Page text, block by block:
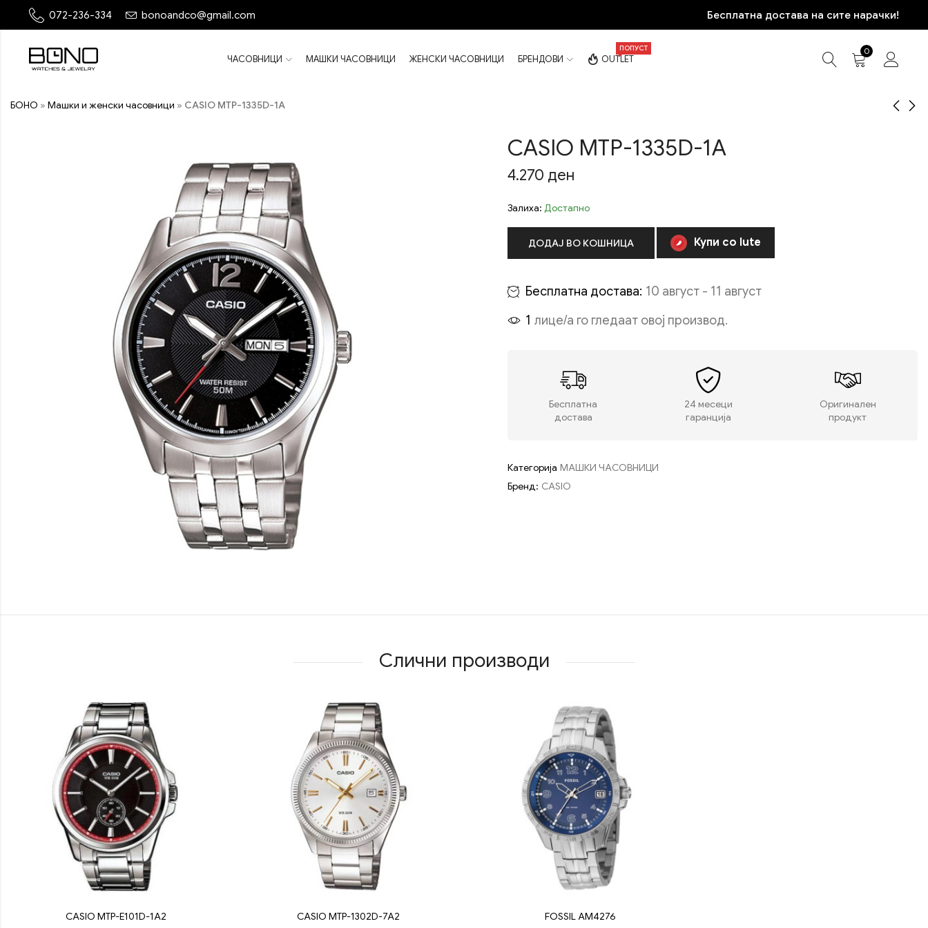
072-236-334 bonoandco@gmail.com Бесплатна достава на сите нарачки!
ЧАСОВНИЦИ МАШКИ ЧАСОВНИЦИ ЖЕНСКИ ЧАСОВНИЦИ БРЕНДОВИ OUTLET
ПОПУСТ 0
БОНО » Машки и женски часовници » CASIO MTP-1335D-1A
CASIO MTP-1335D-1A
4.270 ден
Залиха: Достапно
ДОДАЈ ВО КОШНИЦА Купи со Iute
Бесплатна достава: 10 август - 11 август
1 лице/а го гледаат овој производ.
Бесплатна
достава
24 месеци
гаранција
Оригинален
продукт
Категорија МАШКИ ЧАСОВНИЦИ
Бренд: CASIO
Слични производи
CASIO MTP-E101D-1A2 CASIO MTP-1302D-7A2 FOSSIL AM4276